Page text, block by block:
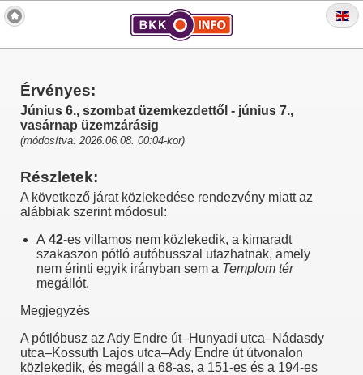
Érvényes:
Június 6., szombat üzemkezdettől - június 7.,
vasárnap üzemzárásig
(módosítva: 2026.06.08. 00:04-kor)
Részletek:
A következő járat közlekedése rendezvény miatt az
alábbiak szerint módosul:
A 42-es villamos nem közlekedik, a kimaradt
szakaszon pótló autóbusszal utazhatnak, amely
nem érinti egyik irányban sem a Templom tér
megállót.
Megjegyzés
A pótlóbusz az Ady Endre út–Hunyadi utca–Nádasdy
utca–Kossuth Lajos utca–Ady Endre út útvonalon
közlekedik, és megáll a 68-as, a 151-es és a 194-es